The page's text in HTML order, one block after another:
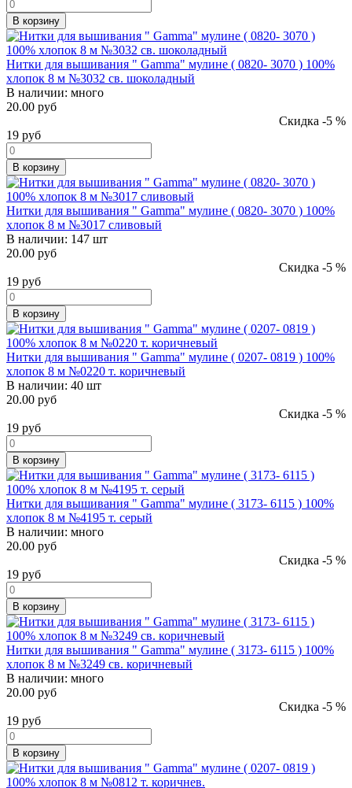
В корзину
Нитки для вышивания " Gamma" мулине ( 0820- 3070 ) 100%
хлопок 8 м №3032 св. шоколадный
В наличии: много
20.00 руб
Скидка -5 %
19 руб
В корзину
Нитки для вышивания " Gamma" мулине ( 0820- 3070 ) 100%
хлопок 8 м №3017 сливовый
В наличии: 147 шт
20.00 руб
Скидка -5 %
19 руб
В корзину
Нитки для вышивания " Gamma" мулине ( 0207- 0819 ) 100%
хлопок 8 м №0220 т. коричневый
В наличии: 40 шт
20.00 руб
Скидка -5 %
19 руб
В корзину
Нитки для вышивания " Gamma" мулине ( 3173- 6115 ) 100%
хлопок 8 м №4195 т. серый
В наличии: много
20.00 руб
Скидка -5 %
19 руб
В корзину
Нитки для вышивания " Gamma" мулине ( 3173- 6115 ) 100%
хлопок 8 м №3249 св. коричневый
В наличии: много
20.00 руб
Скидка -5 %
19 руб
В корзину